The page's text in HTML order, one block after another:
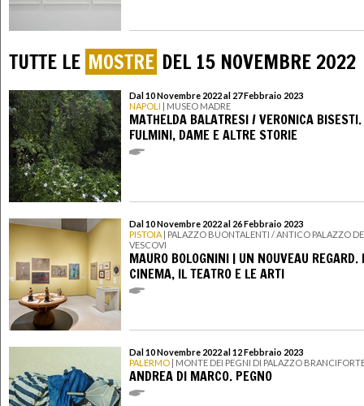
TUTTE LE MOSTRE DEL 15 NOVEMBRE 2022
Dal 10 Novembre 2022 al 27 Febbraio 2023
NAPOLI | MUSEO MADRE
MATHELDA BALATRESI / VERONICA
FULMINI, DAME E ALTRE STORIE
Dal 10 Novembre 2022 al 26 Febbraio 2023
PISTOIA | PALAZZO BUONTALENTI / ANTICO PALAZZO
VESCOVI
MAURO BOLOGNINI | UN NOUVEAU REGARD.
CINEMA, IL TEATRO E LE ARTI
Dal 10 Novembre 2022 al 12 Febbraio 2023
PALERMO | MONTE DEI PEGNI DI PALAZZO
ANDREA DI MARCO. PEGNO